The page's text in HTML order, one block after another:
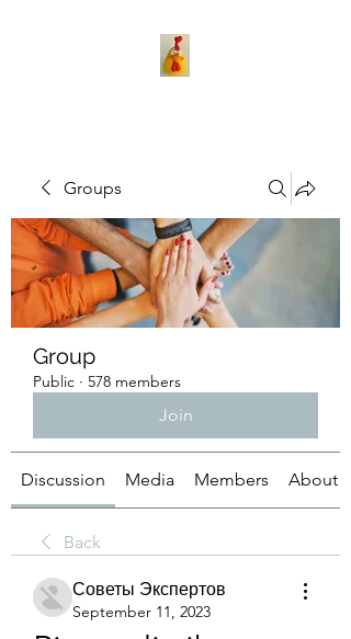
Groups
Group
Public · 578 members
Join
Discussion Media Members About
Back
Советы Экспертов
September 11, 2023